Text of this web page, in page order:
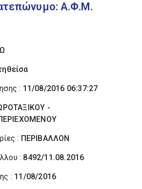
Α.Φ.Μ.
: 11/08/2016 06:37:27
-
: ΠΕΡΙΒΑΛΛΟΝ
: 8492/11.08.2016
: 11/08/2016